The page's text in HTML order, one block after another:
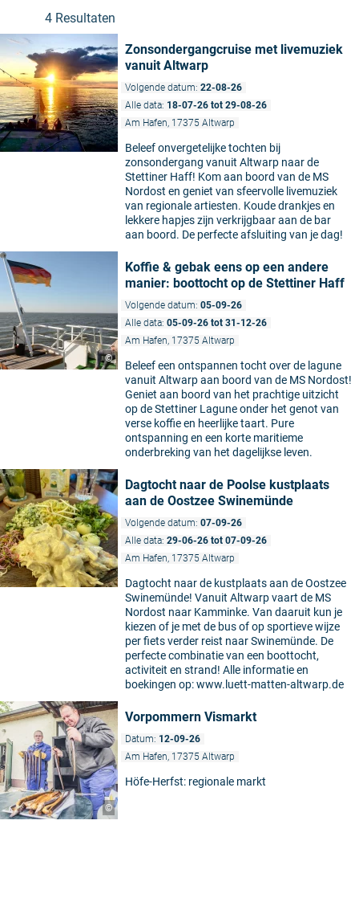
4 Resultaten
Zonsondergangcruise met livemuziek
vanuit Altwarp
Volgende datum: 22-08-26
Alle data: 18-07-26 tot 29-08-26
Am Hafen, 17375 Altwarp
Beleef onvergetelijke tochten bij
zonsondergang vanuit Altwarp naar de
Stettiner Haff! Kom aan boord van de MS
Nordost en geniet van sfeervolle livemuziek
van regionale artiesten. Koude drankjes en
lekkere hapjes zijn verkrijgbaar aan de bar
aan boord. De perfecte afsluiting van je dag!
©
Koffie & gebak eens op een andere
manier: boottocht op de Stettiner Haff
Volgende datum: 05-09-26
Alle data: 05-09-26 tot 31-12-26
Am Hafen, 17375 Altwarp
Beleef een ontspannen tocht over de lagune
vanuit Altwarp aan boord van de MS Nordost!
Geniet aan boord van het prachtige uitzicht
op de Stettiner Lagune onder het genot van
verse koffie en heerlijke taart. Pure
ontspanning en een korte maritieme
onderbreking van het dagelijkse leven.
Dagtocht naar de Poolse kustplaats
aan de Oostzee Swinemünde
Volgende datum: 07-09-26
Alle data: 29-06-26 tot 07-09-26
Am Hafen, 17375 Altwarp
Dagtocht naar de kustplaats aan de Oostzee
Swinemünde! Vanuit Altwarp vaart de MS
Nordost naar Kamminke. Van daaruit kun je
kiezen of je met de bus of op sportieve wijze
per fiets verder reist naar Swinemünde. De
perfecte combinatie van een boottocht,
activiteit en strand! Alle informatie en
boekingen op: www.luett-matten-altwarp.de
©
Vorpommern Vismarkt
Datum: 12-09-26
Am Hafen, 17375 Altwarp
Höfe-Herfst: regionale markt